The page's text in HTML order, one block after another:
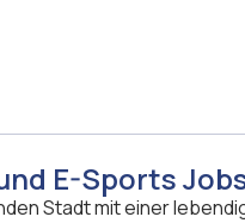
E-Sports
Stadt mit einer